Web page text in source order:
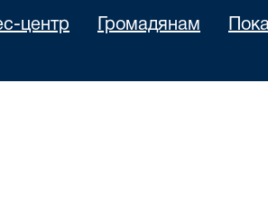
центр Громадянам